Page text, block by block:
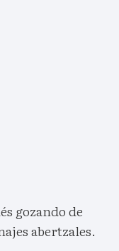
gozando de
abertzales.